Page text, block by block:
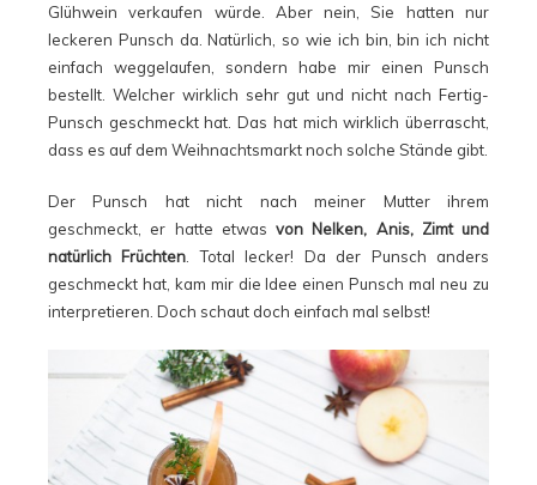
Glühwein verkaufen würde. Aber nein, Sie hatten nur
leckeren Punsch da. Natürlich, so wie ich bin, bin ich nicht
einfach weggelaufen, sondern habe mir einen Punsch
bestellt. Welcher wirklich sehr gut und nicht nach Fertig-
Punsch geschmeckt hat. Das hat mich wirklich überrascht,
dass es auf dem Weihnachtsmarkt noch solche Stände gibt.
Der Punsch hat nicht nach meiner Mutter ihrem
geschmeckt, er hatte etwas von Nelken, Anis, Zimt und
natürlich Früchten . Total lecker! Da der Punsch anders
geschmeckt hat, kam mir die Idee einen Punsch mal neu zu
interpretieren. Doch schaut doch einfach mal selbst!